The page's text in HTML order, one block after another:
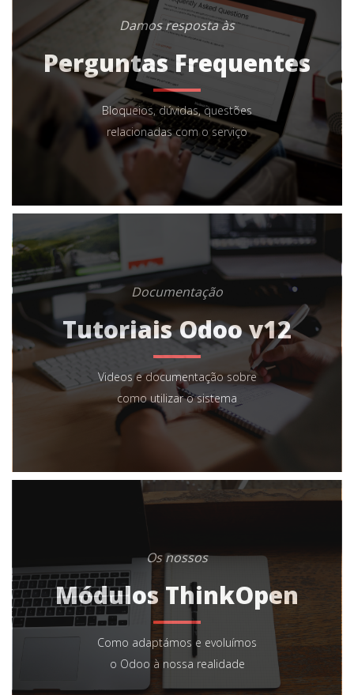
Damos resposta às
Perguntas Frequentes
Bloqueios, dúvidas, questões
relacionadas com o serviço
Documentação
Tutoriais Odoo v12
Videos e documentação sobre
como utilizar o sistema
Os nossos
Módulos ThinkOpen
Como adaptámos e evoluímos
o Odoo à nossa realidade